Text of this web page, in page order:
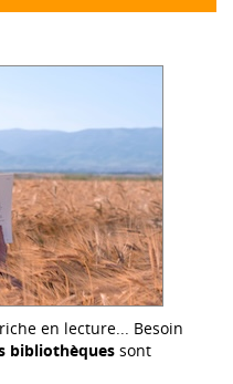
en lecture... Besoin
bibliothèques sont